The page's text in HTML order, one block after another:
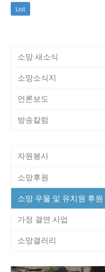
List
소망 새소식
소망소식지
언론보도
방송칼럼
자원봉사
소망후원
소망 우물 및 유치원 후원
가정 결연 사업
소망갤러리